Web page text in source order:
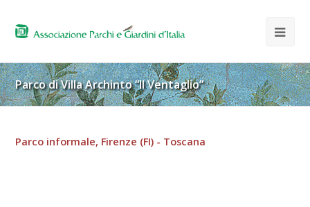
Parco di Villa Archinto “Il Ventaglio”
Parco informale, Firenze (FI) - Toscana